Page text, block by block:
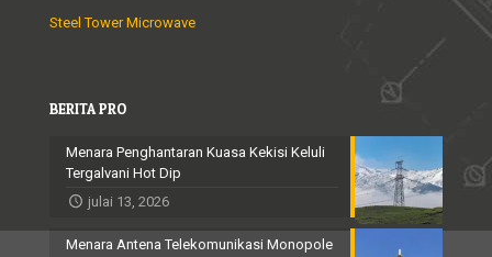
Steel Tower Microwave
BERITA PRO
Menara Penghantaran Kuasa Kekisi Keluli
Tergalvani Hot Dip
julai 13, 2026
Menara Antena Telekomunikasi Monopole